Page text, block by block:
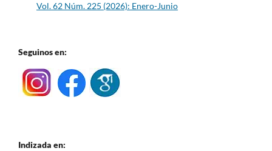
Vol. 62 Núm. 225 (2026): Enero-Junio
Seguinos en:
Indizada en: